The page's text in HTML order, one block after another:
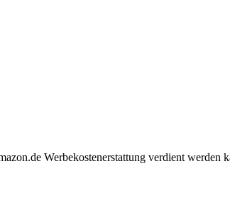
Werbekostenerstattung verdient werden